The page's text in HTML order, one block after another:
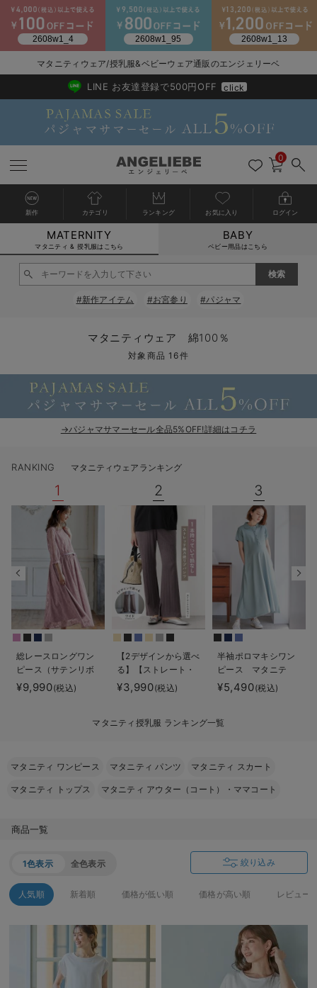
マタニティウェア全て
マタニティ ワンピース
マタニティ トップス
マタニティ アウター（コート）・ママコート
マタニティ 下着・インナー全て
授乳ブラ・マタニティブラ（マタニティインナー・産後用品）
マタニティ 授乳 キャミソール
産褥ショーツ
産後 ガードル インナー
マタニティ 腹巻き
授乳服全て
マタニティ フォーマル全て
マタニティ スーツ
マタニティ ドレス（結婚式・お呼ばれ）
マタニティ フォーマル パンツ・ボトムス
授乳用品全て
妊婦用 抱き枕・授乳クッション
マタニティレッグウェア全て
マタニティストッキング・タイツ
マタニティ ボディケア全て
アウトレット全て
【アウトレット】ワンピース
【アウトレット】パジャマ
【アウトレット】インナー
特集全て
コットン素材
冷房対策
Tシャツブラ
ブラトップ
親子セット
快適機能ウェア特集 トップス
快適機能ウェア特集 ボトムス
快適機能ウェア特集 パジャマ
安心の日本製。先輩ママが買ってよかった！本当に必要な出産準備品
冬に可愛いニットがお得！
親子コーデ｜ママとベビーにおすすめ！
保育園・入園準備特集
再入荷全て
再入荷｜インナー
戻る
送料無料アイテム全て
ワンピース
パジャマ
ベビー
戻る
ブラキャミ おまとめ
戻る
【37周年祭セール】
【37周年祭セール】
戻る
気温差別オススメア
【15℃】3月下旬～
戻る
動きやすく着回しで
戻る
強撚スムース(コスパ
戻る
マタニティウェア
【おまとめ割】パジ
戻る
こだわりの履き心地
カジュアル
戻る
ジャケット派
ツィード派
戻る
出産準備応援割全て
マタニティパジャマ
戻る
【オフィスカジュア
戻る
レギンスタイプ
戻る
【フォーマル】ワン
戻る
【ベビー】長袖
戻る
ハンカチ
セット
戻る
快適ウェア10%OFF
戻る
春のマタニティワン
セットアップ・ レイ
ワーク・オフィス
あったかアイテム｜
戻る
Gift Selection 出産
〜3,000円（税込）
女の子におススメの
もらって嬉しいギフト
かわいくておもしろ
何枚あっても嬉しい
長く使えるアイテム
お部屋映えアイテム
戻る
冬の冷え対策インナ
薄くてあったか
レギンス・タイツ
裏起毛素材
戻る
入院準備の持ち物チ
入院してすぐ使うグ
戻る
冬のあったか特集全て
【冬のあったか特集
マタニティウェア/授乳服&ベビーウェア通販のエンジェリーベ
2026/NewArrival
送料495円(一部地域を除く) 7,700円以上で送料無料
LINE お友達登録で500円OFF click
0
新作 カテゴリ ランキング お気に入り ログイン
MATERNITY
マタニティ & 授乳服はこちら
BABY
ベビー用品はこちら
#新作アイテム #お宮参り #パジャマ
マタニティウェア 綿100％
対象商品 16件
→パジャマサマーセール全品5%OFF!詳細はコチラ
RANKING マタニティウェアランキング
1
総レースロングワン
ピース（サテンリボ
ンベルト付） マタ
ニティ・授乳服【出
¥9,990(税込)
2
【2デザインから選べ
る】【ストレート・
ワイド】らくちん綿
混ストレッチリブパ
産後【出産後も長く
¥3,990(税込)
3
半袖ポロマキシワン
ピース マタニテ
ィ・授乳服【出産後
も長く使える】
¥5,490(税込)
マタニティ授乳服 ランキング一覧
マタニティ ワンピース マタニティ パンツ マタニティ スカート
マタニティ トップス マタニティ アウター（コート）・ママコート
商品一覧
1色表示 全色表示 絞り込み
人気順 新着順 価格が低い順 価格が高い順 レビュー
カートに入れる
閉じる